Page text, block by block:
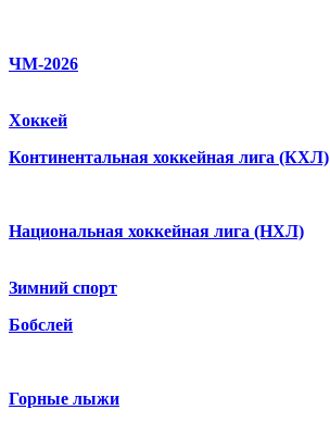
ЧМ-2026
Хоккей
Континентальная хоккейная лига (КХЛ)
Национальная хоккейная лига (НХЛ)
Зимний спорт
Бобслей
Горные лыжи